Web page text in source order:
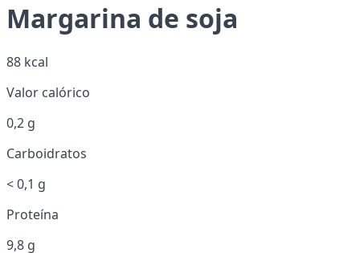
Margarina de soja
88 kcal
Valor calórico
0,2 g
Carboidratos
< 0,1 g
Proteína
9,8 g